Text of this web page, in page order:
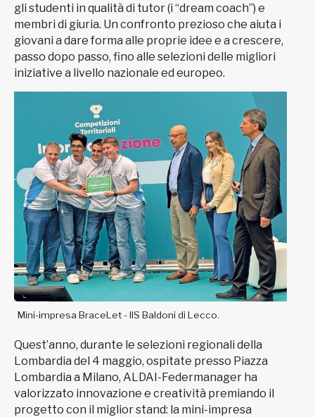
gli studenti in qualità di tutor (i “dream coach”) e
membri di giuria. Un confronto prezioso che aiuta i
giovani a dare forma alle proprie idee e a crescere,
passo dopo passo, fino alle selezioni delle migliori
iniziative a livello nazionale ed europeo.
Mini-impresa BraceLet - IIS Baldoni di Lecco.
Quest’anno, durante le selezioni regionali della
Lombardia del 4 maggio, ospitate presso Piazza
Lombardia a Milano, ALDAI-Federmanager ha
valorizzato innovazione e creatività premiando il
progetto con il miglior stand: la mini-impresa